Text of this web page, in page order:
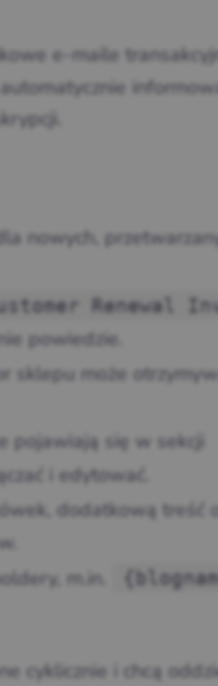
e-maile
nowych,
Renewal
powiedzie.
sklepu może
pojawiają się w sekcji
i edytować.
dodatkową treść
m.in.
cyklicznie i chcą